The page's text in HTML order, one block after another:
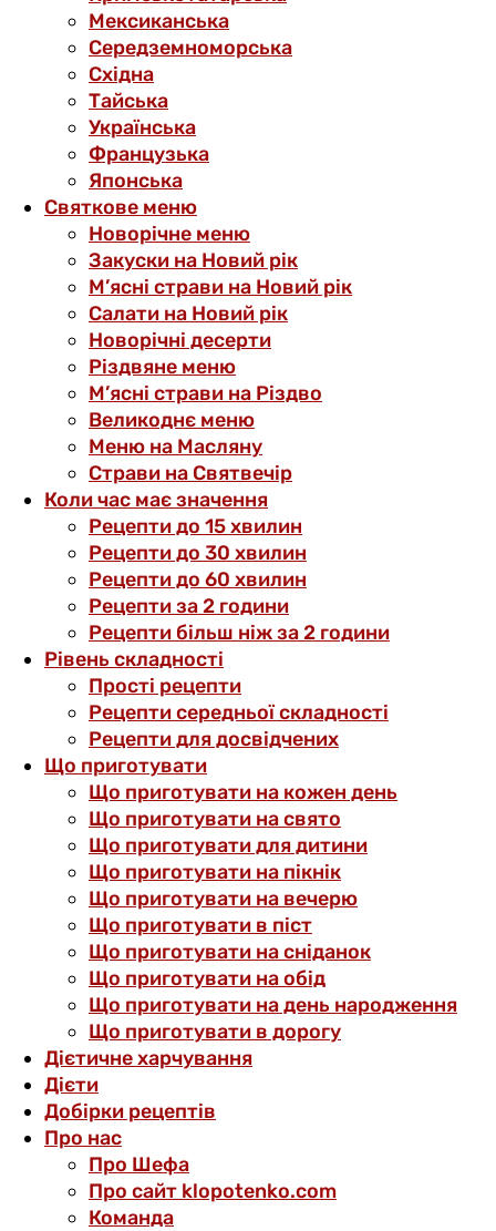
Мексиканська
Середземноморська
Східна
Тайська
Українська
Французька
Японська
Святкове меню
Новорічне меню
Закуски на Новий рік
М’ясні страви на Новий рік
Салати на Новий рік
Новорічні десерти
Різдвяне меню
М’ясні страви на Різдво
Великоднє меню
Меню на Масляну
Страви на Святвечір
Коли час має значення
Рецепти до 15 хвилин
Рецепти до 30 хвилин
Рецепти до 60 хвилин
Рецепти за 2 години
Рецепти більш ніж за 2 години
Рівень складності
Прості рецепти
Рецепти середньої складності
Рецепти для досвідчених
Що приготувати
Що приготувати на кожен день
Що приготувати на свято
Що приготувати для дитини
Що приготувати на пікнік
Що приготувати на вечерю
Що приготувати в піст
Що приготувати на сніданок
Що приготувати на обід
Що приготувати на день народження
Що приготувати в дорогу
Дієтичне харчування
Дієти
Добірки рецептів
Про нас
Про Шефа
Про сайт klopotenko.com
Команда